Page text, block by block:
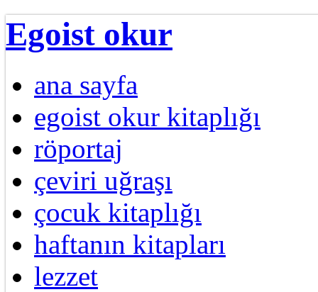
Egoist okur
ana sayfa
egoist okur kitaplığı
röportaj
çeviri uğraşı
çocuk kitaplığı
haftanın kitapları
lezzet